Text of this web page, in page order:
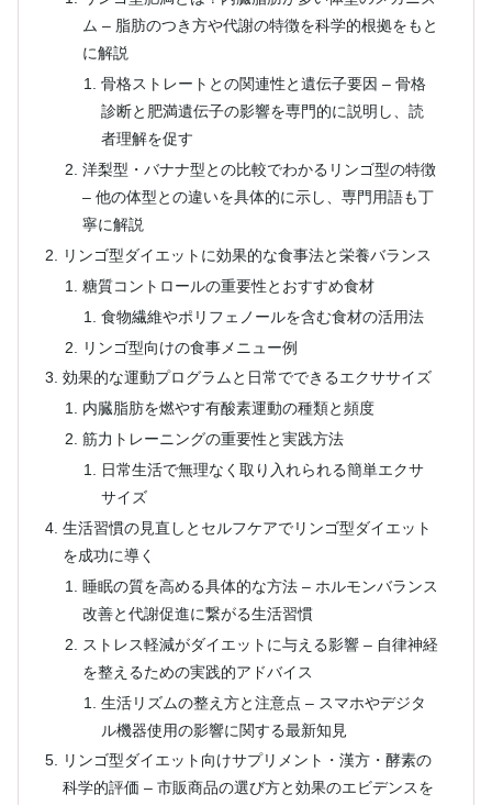
ム – 脂肪のつき方や代謝の特徴を科学的根拠をもと
に解説
骨格ストレートとの関連性と遺伝子要因 – 骨格
診断と肥満遺伝子の影響を専門的に説明し、読
者理解を促す
洋梨型・バナナ型との比較でわかるリンゴ型の特徴
– 他の体型との違いを具体的に示し、専門用語も丁
寧に解説
リンゴ型ダイエットに効果的な食事法と栄養バランス
糖質コントロールの重要性とおすすめ食材
食物繊維やポリフェノールを含む食材の活用法
リンゴ型向けの食事メニュー例
効果的な運動プログラムと日常でできるエクササイズ
内臓脂肪を燃やす有酸素運動の種類と頻度
筋力トレーニングの重要性と実践方法
日常生活で無理なく取り入れられる簡単エクサ
サイズ
生活習慣の見直しとセルフケアでリンゴ型ダイエット
を成功に導く
睡眠の質を高める具体的な方法 – ホルモンバランス
改善と代謝促進に繋がる生活習慣
ストレス軽減がダイエットに与える影響 – 自律神経
を整えるための実践的アドバイス
生活リズムの整え方と注意点 – スマホやデジタ
ル機器使用の影響に関する最新知見
リンゴ型ダイエット向けサプリメント・漢方・酵素の
科学的評価 – 市販商品の選び方と効果のエビデンスを